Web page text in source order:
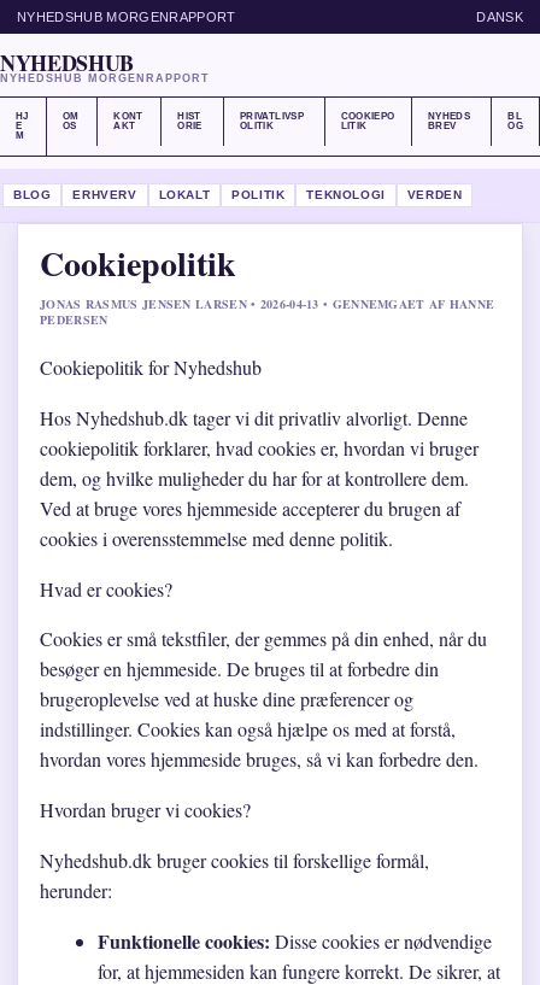
NYHEDSHUB MORGENRAPPORT DANSK
NYHEDSHUB
NYHEDSHUB MORGENRAPPORT
HJ
E
M
OM
OS
KONT
AKT
HIST
ORIE
PRIVATLIVSP
OLITIK
COOKIEPO
LITIK
NYHEDS
BREV
BL
OG
BLOG ERHVERV LOKALT POLITIK TEKNOLOGI VERDEN
Cookiepolitik
JONAS RASMUS JENSEN LARSEN • 2026-04-13 • GENNEMGAET AF HANNE
PEDERSEN
Cookiepolitik for Nyhedshub
Hos Nyhedshub.dk tager vi dit privatliv alvorligt. Denne
cookiepolitik forklarer, hvad cookies er, hvordan vi bruger
dem, og hvilke muligheder du har for at kontrollere dem.
Ved at bruge vores hjemmeside accepterer du brugen af
cookies i overensstemmelse med denne politik.
Hvad er cookies?
Cookies er små tekstfiler, der gemmes på din enhed, når du
besøger en hjemmeside. De bruges til at forbedre din
brugeroplevelse ved at huske dine præferencer og
indstillinger. Cookies kan også hjælpe os med at forstå,
hvordan vores hjemmeside bruges, så vi kan forbedre den.
Hvordan bruger vi cookies?
Nyhedshub.dk bruger cookies til forskellige formål,
herunder:
Funktionelle cookies: Disse cookies er nødvendige
for, at hjemmesiden kan fungere korrekt. De sikrer, at